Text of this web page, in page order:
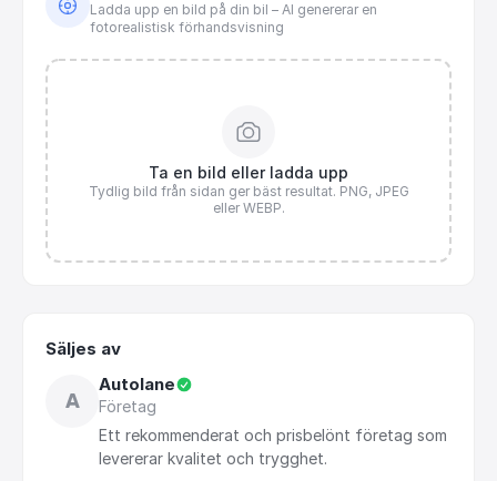
Ladda upp en bild på din bil – AI genererar en
fotorealistisk förhandsvisning
Ta en bild eller ladda upp
Tydlig bild från sidan ger bäst resultat. PNG, JPEG
eller WEBP.
Säljes av
A
Autolane
Företag
Ett rekommenderat och prisbelönt företag som
levererar kvalitet och trygghet.